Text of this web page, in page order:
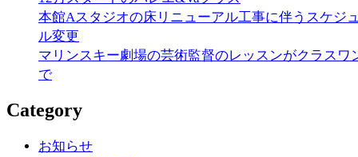
本館Aスタジオの床リニューアル工事に伴うスケジ
ル変更
マリンスキー劇場の芸術監督のレッスンがクラスワ
で
Category
お知らせ